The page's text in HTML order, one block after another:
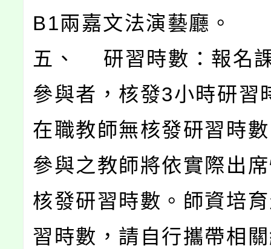
B1兩嘉文法演藝廳。
五、 研習時數：報名
參與者，核發3小時研習
在職教師無核發研習時
參與之教師將依實際出
核發研習時數。師資培
習時數，請自行攜帶相